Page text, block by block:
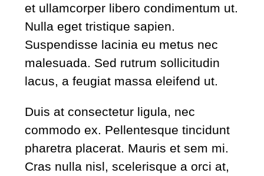
et ullamcorper libero condimentum ut.
Nulla eget tristique sapien.
Suspendisse lacinia eu metus nec
malesuada. Sed rutrum sollicitudin
lacus, a feugiat massa eleifend ut.
Duis at consectetur ligula, nec
commodo ex. Pellentesque tincidunt
pharetra placerat. Mauris et sem mi.
Cras nulla nisl, scelerisque a orci at,